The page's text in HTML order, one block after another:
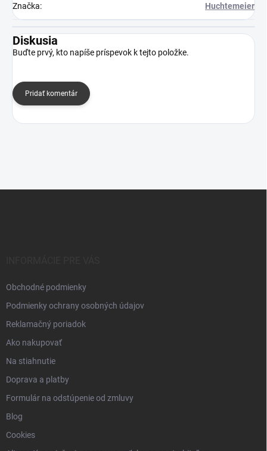
Značka: Huchtemeier
Diskusia
Buďte prvý, kto napíše príspevok k tejto položke.
Pridať komentár
Obchodné podmienky
Podmienky ochrany osobných údajov
Reklamačný poriadok
Ako nakupovať
Na stiahnutie
Doprava a platby
Formulár na odstúpenie od zmluvy
Blog
Cookies